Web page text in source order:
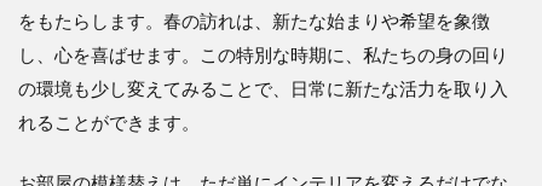
をもたらします。春の訪れは、新たな始まりや希望を象徴
し、心を喜ばせます。この特別な時期に、私たちの身の回り
の環境も少し変えてみることで、日常に新たな活力を取り入
れることができます。